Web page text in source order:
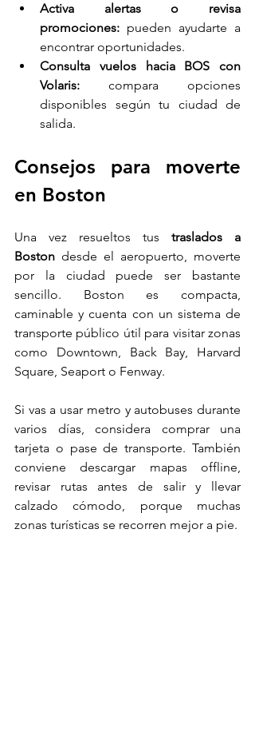
Activa alertas o revisa
promociones: pueden ayudarte a
encontrar oportunidades.
Consulta vuelos hacia BOS con
Volaris: compara opciones
disponibles según tu ciudad de
salida.
Consejos para moverte
en Boston
Una vez resueltos tus traslados a
Boston desde el aeropuerto, moverte
por la ciudad puede ser bastante
sencillo. Boston es compacta,
caminable y cuenta con un sistema de
transporte público útil para visitar zonas
como Downtown, Back Bay, Harvard
Square, Seaport o Fenway.
Si vas a usar metro y autobuses durante
varios días, considera comprar una
tarjeta o pase de transporte. También
conviene descargar mapas offline,
revisar rutas antes de salir y llevar
calzado cómodo, porque muchas
zonas turísticas se recorren mejor a pie.